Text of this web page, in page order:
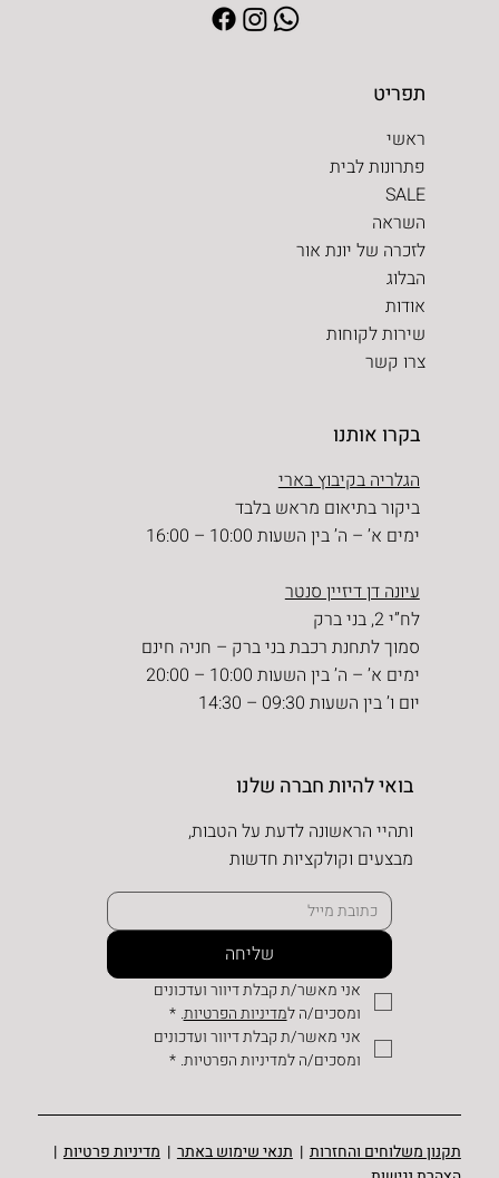
בקרו אותנו
הגלריה בקיבוץ בארי
ביקור בתיאום מראש בלבד
ימים א’ – ה’ בין השעות 10:00 – 16:00
עיונה דן דיזיין סנטר
לח”י 2, בני ברק
סמוך לתחנת רכבת בני ברק – חניה חינם
ימים א’ – ה’ בין השעות 10:00 – 20:00
יום ו’ בין השעות 09:30 – 14:30
תפריט
ראשי
פתרונות לבית
SALE
השראה
לזכרה של יונת אור
הבלוג
אודות
שירות לקוחות
צרו קשר
בואי להיות חברה שלנו
ותהיי הראשונה לדעת על הטבות,
מבצעים וקולקציות חדשות
שליחה
ומסכים/ה למדיניות הפרטיות.
*
ומסכים/ה למדיניות הפרטיות. *
תקנון משלוחים והחזרות | תנאי שימוש באתר | מדיניות פרטיות |